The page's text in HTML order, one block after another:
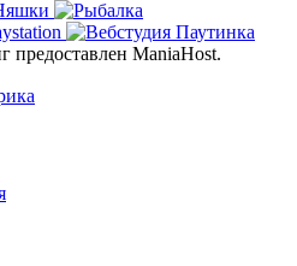
предоставлен ManiaHost.